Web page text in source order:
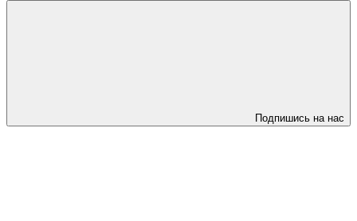
Подпишись на нас